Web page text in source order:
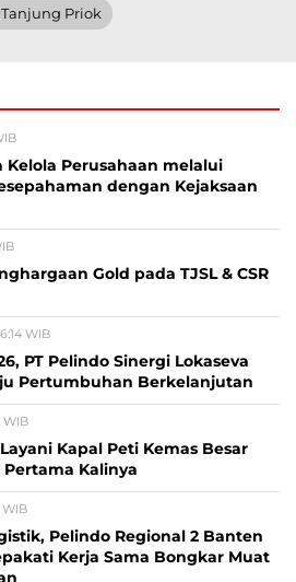
Priok
Kelola Perusahaan melalui
dengan Kejaksaan
Gold pada TJSL & CSR
WIB
PT Pelindo Sinergi Lokaseva
Pertumbuhan Berkelanjutan
WIB
Kapal Peti Kemas Besar
Kalinya
WIB
Pelindo Regional 2 Banten
Kerja Sama Bongkar Muat